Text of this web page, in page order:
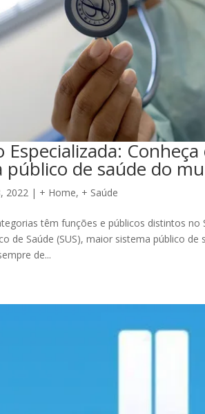
Especializada:
público de saúde do
2022 | + Home, + Saúde
têm funções e públicos distintos no
de Saúde (SUS), maior sistema público
de...